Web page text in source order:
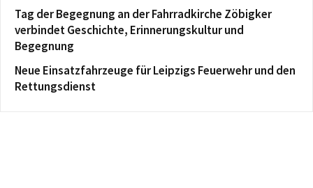
Tag der Begegnung an der Fahrradkirche Zöbigker
verbindet Geschichte, Erinnerungskultur und
Begegnung
Neue Einsatzfahrzeuge für Leipzigs Feuerwehr und den
Rettungsdienst